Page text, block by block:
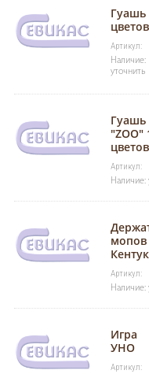
Гуашь
цветов
Артикул:
Наличие:
уточнить
"ZOO"
Артикул:
Наличие:
мопов
Артикул:
Наличие:
Игра
УНО
Артикул: